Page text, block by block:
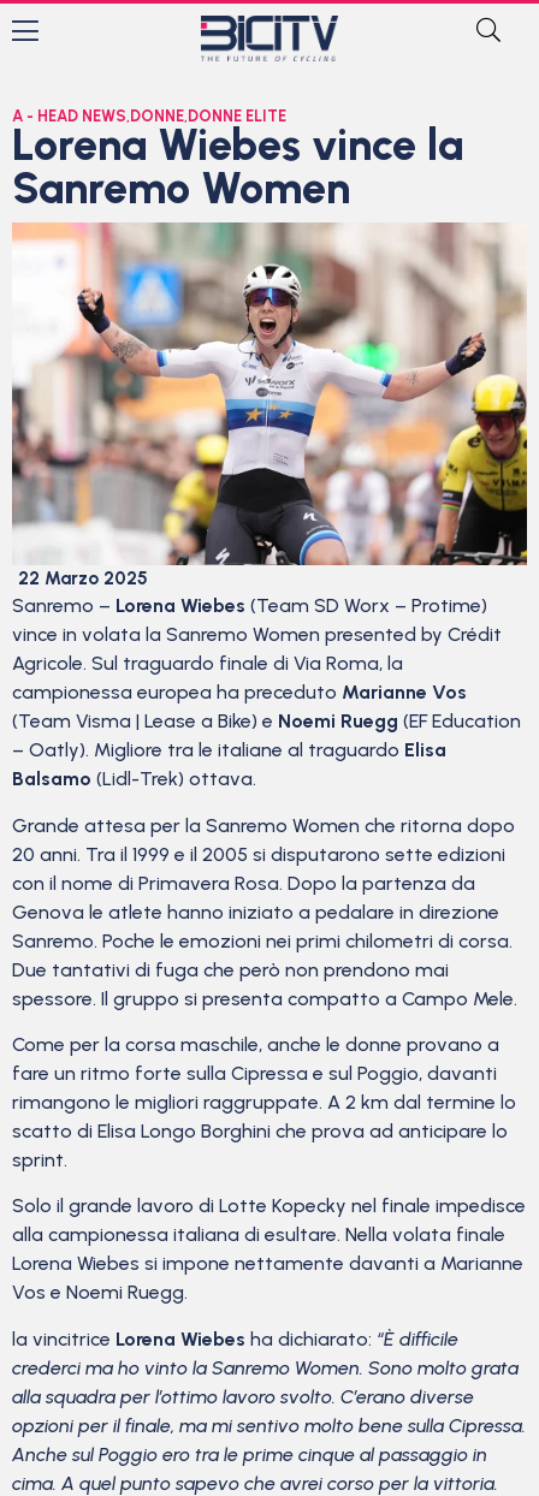
A - HEAD NEWS, DONNE, DONNE ELITE
Lorena Wiebes vince la
Sanremo Women
22 Marzo 2025
Sanremo – Lorena Wiebes (Team SD Worx – Protime)
vince in volata la Sanremo Women presented by Crédit
Agricole. Sul traguardo finale di Via Roma, la
campionessa europea ha preceduto Marianne Vos
(Team Visma | Lease a Bike) e Noemi Ruegg (EF Education
– Oatly). Migliore tra le italiane al traguardo Elisa
Balsamo (Lidl-Trek) ottava.
Grande attesa per la Sanremo Women che ritorna dopo
20 anni. Tra il 1999 e il 2005 si disputarono sette edizioni
con il nome di Primavera Rosa. Dopo la partenza da
Genova le atlete hanno iniziato a pedalare in direzione
Sanremo. Poche le emozioni nei primi chilometri di corsa.
Due tantativi di fuga che però non prendono mai
spessore. Il gruppo si presenta compatto a Campo Mele.
Come per la corsa maschile, anche le donne provano a
fare un ritmo forte sulla Cipressa e sul Poggio, davanti
rimangono le migliori raggruppate. A 2 km dal termine lo
scatto di Elisa Longo Borghini che prova ad anticipare lo
sprint.
Solo il grande lavoro di Lotte Kopecky nel finale impedisce
alla campionessa italiana di esultare. Nella volata finale
Lorena Wiebes si impone nettamente davanti a Marianne
Vos e Noemi Ruegg.
la vincitrice Lorena Wiebes ha dichiarato: “È difficile
crederci ma ho vinto la Sanremo Women. Sono molto grata
alla squadra per l’ottimo lavoro svolto. C’erano diverse
opzioni per il finale, ma mi sentivo molto bene sulla Cipressa.
Anche sul Poggio ero tra le prime cinque al passaggio in
cima. A quel punto sapevo che avrei corso per la vittoria.